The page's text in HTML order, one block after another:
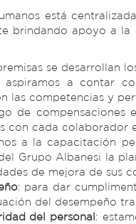
está
brindando apoyo a
se desarrollan
aspiramos a contar
las competencias y
de compensaciones
con cada colaborador
a la capacitación
Grupo Albanesi la
de mejora de sus
: para dar
del desempeño
del personal: